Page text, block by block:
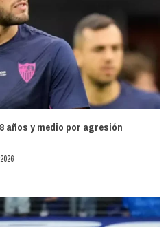
años y medio por agresión